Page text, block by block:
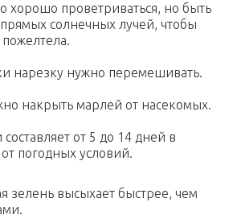
хорошо проветриваться, но быть
солнечных лучей, чтобы
нарезку нужно перемешивать.
накрыть марлей от насекомых.
от 5 до 14 дней в
погодных условий.
зелень высыхает быстрее, чем